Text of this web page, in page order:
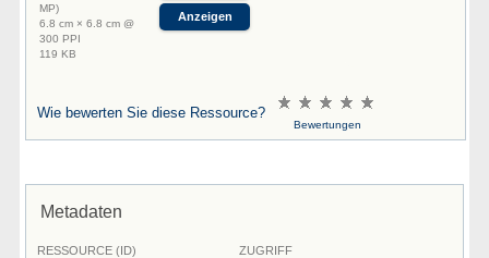
MP)
6.8 cm × 6.8 cm @
300 PPI
119 KB
Anzeigen
Wie bewerten Sie diese Ressource?
Bewertungen
Metadaten
RESSOURCE (ID) ZUGRIFF